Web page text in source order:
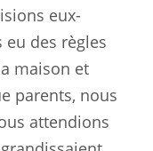
eux-
des règles
maison et
parents, nous
attendions